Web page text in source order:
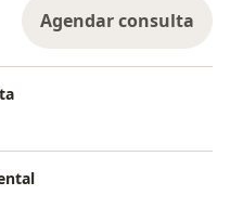
Agendar consulta